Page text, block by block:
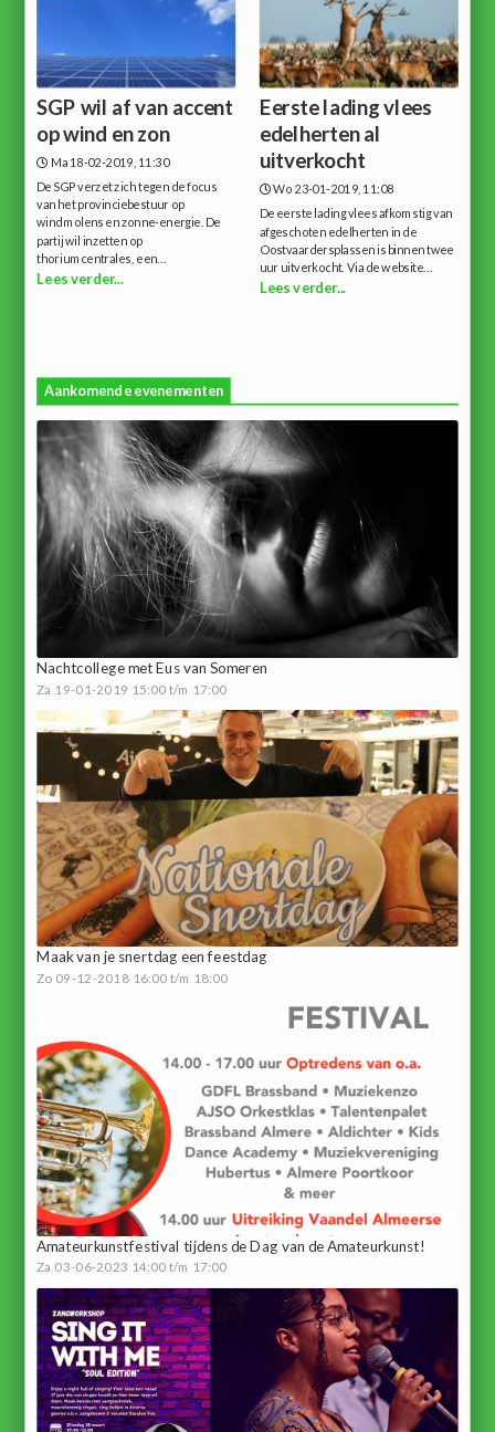
SGP wil af van accent
op wind en zon
Ma 18-02-2019, 11:30
De SGP verzet zich tegen de focus
van het provinciebestuur op
windmolens en zonne-energie. De
partij wil inzetten op
thoriumcentrales, een...
Lees verder...
Eerste lading vlees
edelherten al
uitverkocht
Wo 23-01-2019, 11:08
De eerste lading vlees afkomstig van
afgeschoten edelherten in de
Oostvaardersplassen is binnen twee
uur uitverkocht. Via de website...
Lees verder...
Aankomende evenementen
Nachtcollege met Eus van Someren
Za 19-01-2019 15:00 t/m 17:00
Maak van je snertdag een feestdag
Zo 09-12-2018 16:00 t/m 18:00
Amateurkunstfestival tijdens de Dag van de Amateurkunst!
Za 03-06-2023 14:00 t/m 17:00